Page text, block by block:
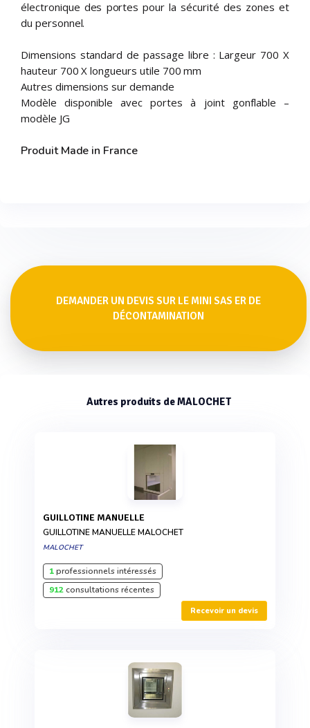
électronique des portes pour la sécurité des zones et
du personnel.
Dimensions standard de passage libre : Largeur 700 X
hauteur 700 X longueurs utile 700 mm
Autres dimensions sur demande
Modèle disponible avec portes à joint gonflable –
modèle JG
Produit Made in France
DEMANDER UN DEVIS SUR LE MINI SAS ER DE
DÉCONTAMINATION
Autres produits de MALOCHET
GUILLOTINE MANUELLE
GUILLOTINE MANUELLE MALOCHET
MALOCHET
1professionnels intéressés
912consultations récentes
Recevoir un devis